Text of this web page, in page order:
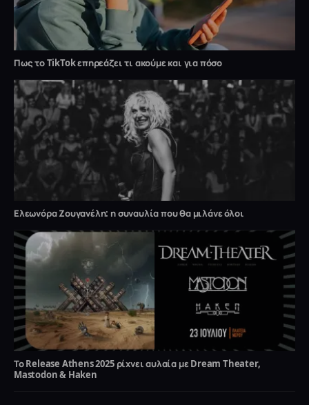
Πως το TikTok επηρεάζει τι ακούμε και για πόσο
Ελεωνόρα Ζουγανέλη: η συναυλία που θα μιλάνε όλοι
Το Release Athens 2025 ρίχνει αυλαία με Dream Theater,
Mastodon & Haken